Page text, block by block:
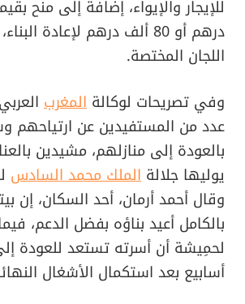
درهم أو 80 ألف درهم لإعادة
اللجان المختصة.
وفي تصريحات لوكالة المغرب
عدد من المستفيدين عن ارتياحهم
بالعودة إلى منازلهم، مشيدين
يوليها جلالة الملك محمد السادس
وقال أحمد أرمان، أحد السكان، إن
بالكامل أعيد بناؤه بفضل الدعم،
لحمِيشة أن أسرته تستعد للعودة
أسابيع بعد استكمال الأشغال